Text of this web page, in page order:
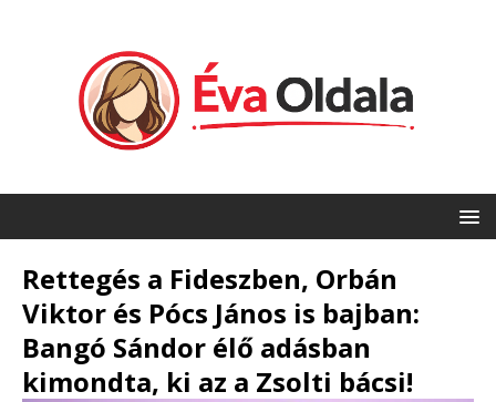
Rettegés a Fideszben, Orbán
Viktor és Pócs János is bajban:
Bangó Sándor élő adásban
kimondta, ki az a Zsolti bácsi!